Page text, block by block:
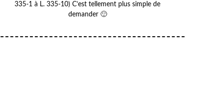
335-1 à L. 335-10) C’est tellement plus simple de
demander 🙂